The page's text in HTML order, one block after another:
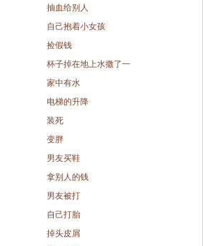
抽血给别人
自己抱着小女孩
捡假钱
杯子掉在地上水撒了一
家中有水
电梯的升降
装死
变胖
男友买鞋
拿别人的钱
男友被打
自己打胎
掉头皮屑